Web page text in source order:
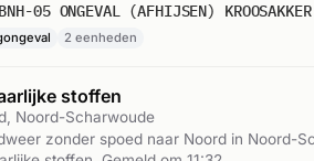
05 ONGEVAL (AFHIJSEN)
2 eenheden
stoffen
Noord-Scharwoude
zonder spoed naar Noord in Noord-